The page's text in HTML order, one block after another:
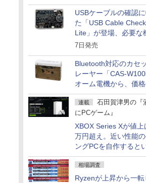
りや屋台グルメなど
USBケーブルの確認
た「USB Cable
Lite」が登場、必要な
凝縮しコンパクトに
7日発売
Bluetooth対応のカセ
レーヤー「CAS-
オーム電機から、価
5,940円
連載
石田賀津男の『
にPCゲーム』
XBOX Series Xが値上
万円超え。近い性能の
ングPCを自作すると
になる？
相場調査
Ryzenが上昇から一転